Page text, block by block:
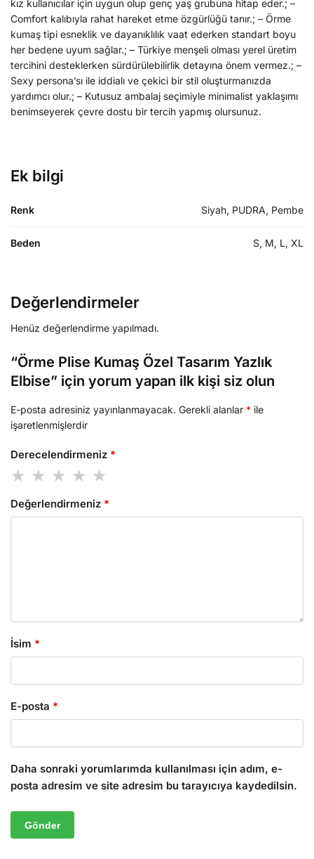
kız kullanıcılar için uygun olup genç yaş grubuna hitap eder.; –
Comfort kalıbıyla rahat hareket etme özgürlüğü tanır.; – Örme
kumaş tipi esneklik ve dayanıklılık vaat ederken standart boyu
her bedene uyum sağlar.; – Türkiye menşeli olması yerel üretim
tercihini desteklerken sürdürülebilirlik detayına önem vermez.; –
Sexy persona’sı ile iddialı ve çekici bir stil oluşturmanızda
yardımcı olur.; – Kutusuz ambalaj seçimiyle minimalist yaklaşımı
benimseyerek çevre dostu bir tercih yapmış olursunuz.
Ek bilgi
Renk Siyah, PUDRA, Pembe
Beden S, M, L, XL
Değerlendirmeler
Henüz değerlendirme yapılmadı.
“Örme Plise Kumaş Özel Tasarım Yazlık
Elbise” için yorum yapan ilk kişi siz olun
E-posta adresiniz yayınlanmayacak. Gerekli alanlar * ile
işaretlenmişlerdir
Derecelendirmeniz *
Değerlendirmeniz *
İsim *
E-posta *
Daha sonraki yorumlarımda kullanılması için adım, e-
posta adresim ve site adresim bu tarayıcıya kaydedilsin.